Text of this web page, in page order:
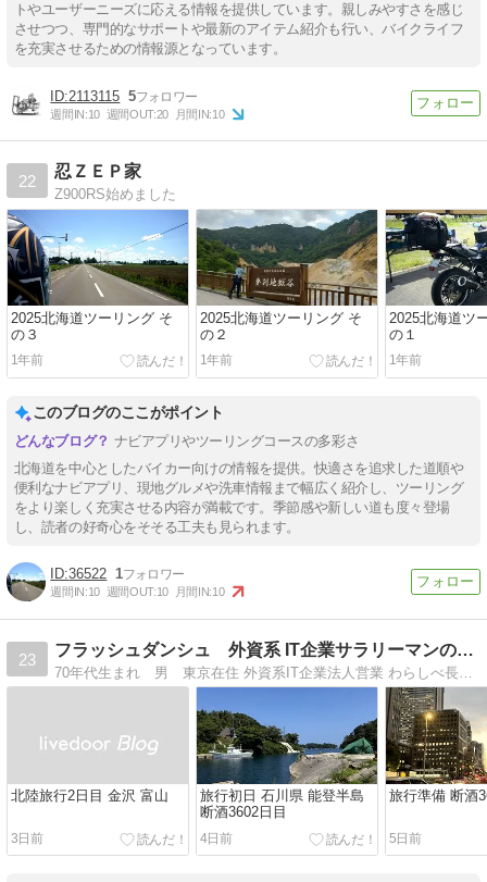
トやユーザーニーズに応える情報を提供しています。親しみやすさを感じ
させつつ、専門的なサポートや最新のアイテム紹介も行い、バイクライフ
を充実させるための情報源となっています。
2113115 5
週間IN:10 週間OUT:20 月間IN:10
22
忍ＺＥＰ家
Z900RS始めました
2025北海道ツーリング そ
の３
1年前
2025北海道ツーリング そ
の２
1年前
2025北海道ツ
の１
1年前
このブログのここがポイント
ナビアプリやツーリングコースの多彩さ
北海道を中心としたバイカー向けの情報を提供。快適さを追求した道順や
便利なナビアプリ、現地グルメや洗車情報まで幅広く紹介し、ツーリング
をより楽しく充実させる内容が満載です。季節感や新しい道も度々登場
し、読者の好奇心をそそる工夫も見られます。
36522 1
週間IN:10 週間OUT:10 月間IN:10
23
フラッシュダンシュ 外資系 IT企業サラリーマンの断酒日記
70年代生まれ 男 東京在住 外資系IT企業法人営業 わらしべ長者的にキャリアアップをしています。 断酒による日々の変化を記録。 少しでも参考になれば嬉しいです
北陸旅行2日目 金沢 富山
3日前
旅行初日 石川県 能登半島
断酒3602日目
4日前
旅行準備 断酒
5日前